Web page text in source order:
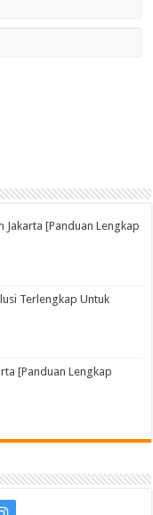
Jakarta [Panduan Lengkap
Terlengkap Untuk
[Panduan Lengkap